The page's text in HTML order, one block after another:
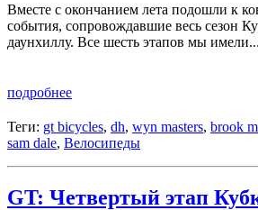
Вместе с окончанием лета подошли к
события, сопровождавшие весь сезон
даунхиллу. Все шесть этапов мы имели...
подробнее
Теги: gt bicycles, dh, wyn masters, brook
sam dale, Велосипеды
GT: Четвертый этап